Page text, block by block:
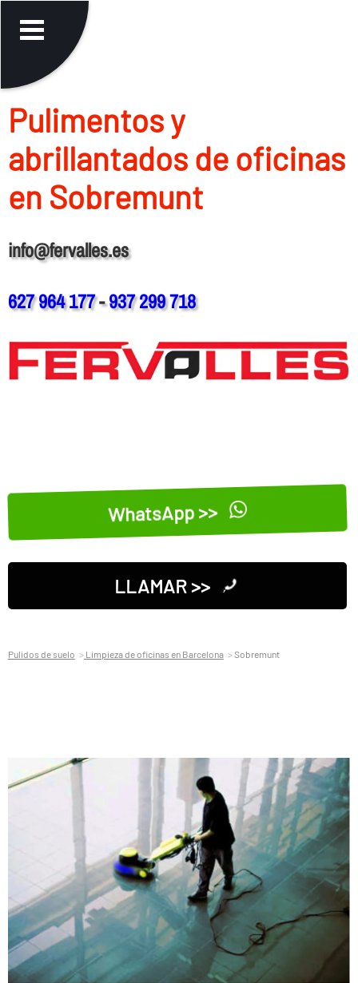
Pulimentos y
abrillantados de oficinas
en Sobremunt
info@fervalles.es
627 964 177-937 299 718
WhatsApp >>
LLAMAR >>
Pulidos de suelo Limpieza de oficinas en Barcelona Sobremunt